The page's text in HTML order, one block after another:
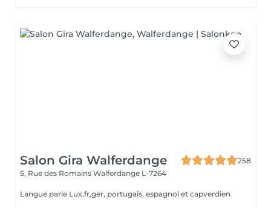
Salon Gira Walferdange
258
5, Rue des Romains Walferdange L-7264
Langue parle Lux,fr,ger, portugais, espagnol et capverdien